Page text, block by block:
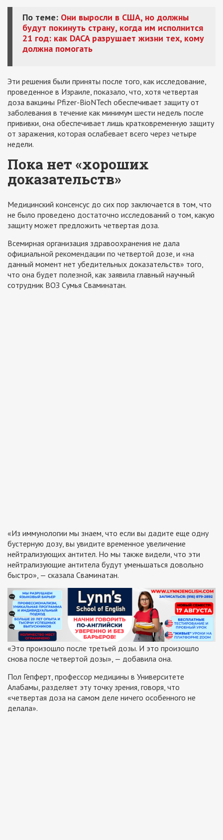
По теме: Они выросли в США, но должны
будут покинуть страну, когда им исполнится
21 год: как DACA разрушает жизни тех, кому
должна помогать
Эти решения были приняты после того, как исследование,
проведенное в Израиле, показало, что, хотя четвертая
доза вакцины Pfizer-BioNTech обеспечивает защиту от
заболевания в течение как минимум шести недель после
прививки, она обеспечивает лишь кратковременную защиту
от заражения, которая ослабевает всего через четыре
недели.
Пока нет «хороших
доказательств»
Медицинский консенсус до сих пор заключается в том, что
не было проведено достаточно исследований о том, какую
защиту может предложить четвертая доза.
Всемирная организация здравоохранения не дала
официальной рекомендации по четвертой дозе, и «на
данный момент нет убедительных доказательств» того,
что она будет полезной, как заявила главный научный
сотрудник ВОЗ Сумья Сваминатан.
«Из иммунологии мы знаем, что если вы дадите еще одну
бустерную дозу, вы увидите временное увеличение
нейтрализующих антител. Но мы также видели, что эти
нейтрализующие антитела будут уменьшаться довольно
быстро», — сказала Сваминатан.
«Это произошло после третьей дозы. И это произошло
снова после четвертой дозы», — добавила она.
Пол Гепферт, профессор медицины в Университете
Алабамы, разделяет эту точку зрения, говоря, что
«четвертая доза на самом деле ничего особенного не
делала».